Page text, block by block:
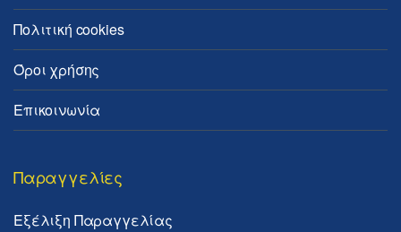
Πολιτική cookies
Όροι χρήσης
Επικοινωνία
Παραγγελίες
Εξέλιξη Παραγγελίας